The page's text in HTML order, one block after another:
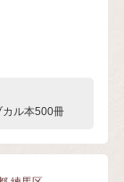
ル本500冊